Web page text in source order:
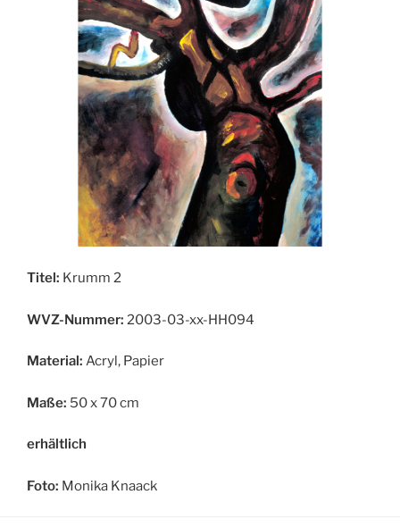
Titel: Krumm 2
WVZ-Nummer: 2003-03-xx-HH094
Material: Acryl, Papier
Maße: 50 x 70 cm
erhältlich
Foto: Monika Knaack